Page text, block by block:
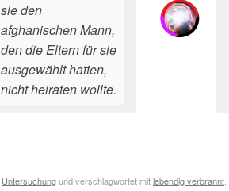
sie den
afghanischen Mann,
den die Eltern für sie
ausgewählt hatten,
nicht heiraten wollte.
Untersuchungund verschlagwortet mitlebendig verbrannt